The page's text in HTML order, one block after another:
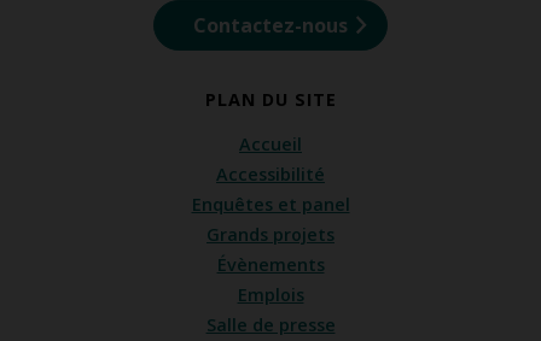
Contactez-nous
PLAN DU SITE
Accueil
Accessibilité
Enquêtes et panel
Grands projets
Évènements
Emplois
Salle de presse